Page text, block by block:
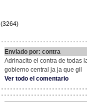
(3264)
Enviado por: contra
Adrinacito el contra de todas
gobierno central ja ja que gil
Ver todo el comentario